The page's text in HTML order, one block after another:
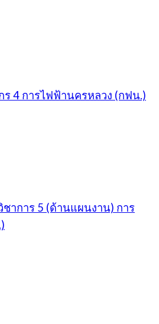
4 การไฟฟ้านครหลวง (กฟน.)
าการ 5 (ด้านแผนงาน) การ